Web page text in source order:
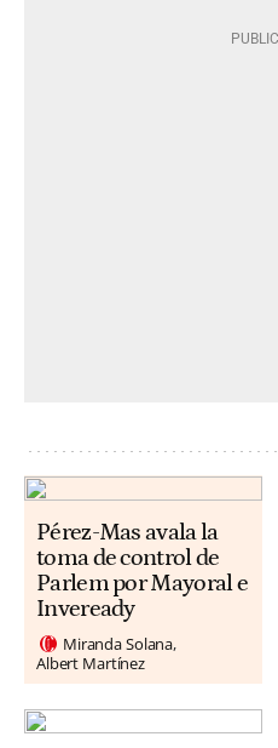
Pérez-Mas avala la
toma de control de
Parlem por Mayoral e
Inveready
Miranda Solana
Albert Martínez